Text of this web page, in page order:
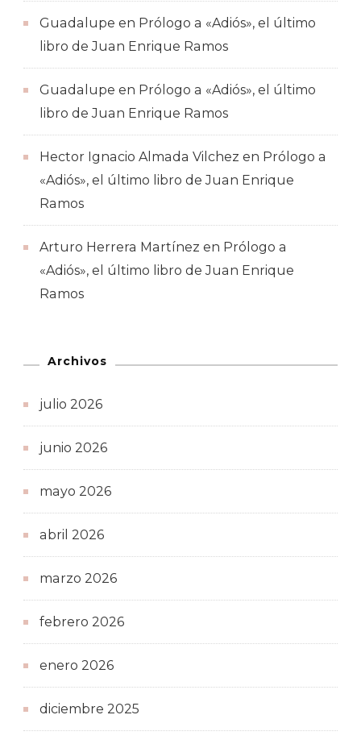
Guadalupe en Prólogo a «Adiós», el último
libro de Juan Enrique Ramos
Guadalupe en Prólogo a «Adiós», el último
libro de Juan Enrique Ramos
Hector Ignacio Almada Vilchez en Prólogo a
«Adiós», el último libro de Juan Enrique
Ramos
Arturo Herrera Martínez en Prólogo a
«Adiós», el último libro de Juan Enrique
Ramos
Archivos
julio 2026
junio 2026
mayo 2026
abril 2026
marzo 2026
febrero 2026
enero 2026
diciembre 2025